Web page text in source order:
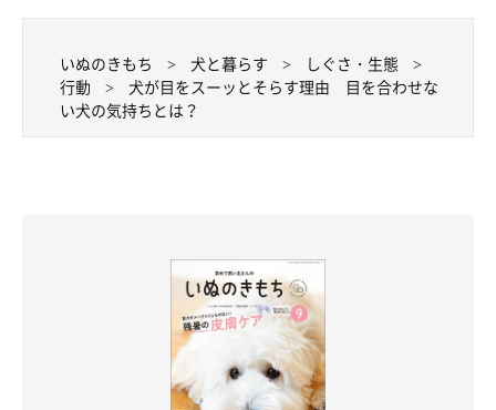
いぬのきもち 犬と暮らす
しぐさ・生態
行動
犬が目をスーッとそらす理由 目を合わせな
い犬の気持ちとは？